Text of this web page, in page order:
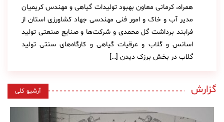
همراه، کرمانی معاون بهبود تولیدات گیاهی و مهندس کریمیان
مدیر آب و خاک و امور فنی مهندسی جهاد کشاورزی استان از
فرابند برداشت گل محمدی و شرکت‌ها و صنایع صنعتی تولید
اسانس و گلاب و عرقیات گیاهی و کارگاه‌های سنتی تولید
گلاب در بخش برزک دیدن […]
گزارش آرشیو کلی